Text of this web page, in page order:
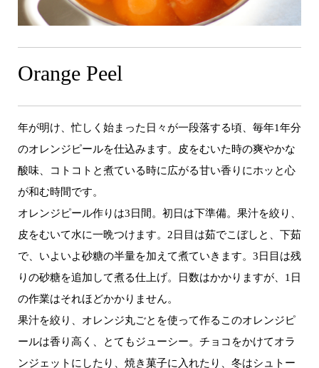
Orange Peel
年が明け、忙しく始まった日々が一段落する頃、毎年1年分
のオレンジピールを仕込みます。皮をむいた時の爽やかな
酸味、コトコトと煮ている時に広がる甘い香りにホッと心
が和む時間です。
オレンジピール作りは3日間。初日は下準備。果汁を絞り、
皮をむいて水に一晩つけます。2日目は茹でこぼしと、下茹
で、いよいよ砂糖の半量を加えて煮ていきます。3日目は残
りの砂糖を追加して煮る仕上げ。日数はかかりますが、1日
の作業はそれほどかかりません。
果汁を絞り、オレンジ丸ごとを使って作るこのオレンジピ
ールは香り高く、とてもジューシー。チョコをかけてオラ
ンジェットにしたり、焼き菓子に入れたり、冬はシュトー